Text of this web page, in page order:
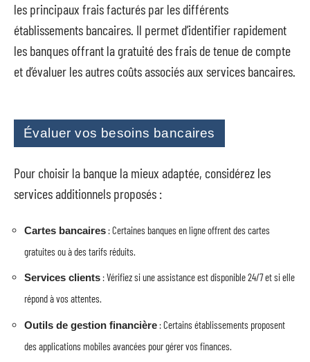
les principaux frais facturés par les différents
établissements bancaires. Il permet d’identifier rapidement
les banques offrant la gratuité des frais de tenue de compte
et d’évaluer les autres coûts associés aux services bancaires.
Évaluer vos besoins bancaires
Pour choisir la banque la mieux adaptée, considérez les
services additionnels proposés :
Cartes bancaires : Certaines banques en ligne offrent des cartes
gratuites ou à des tarifs réduits.
Services clients : Vérifiez si une assistance est disponible 24/7 et si elle
répond à vos attentes.
Outils de gestion financière : Certains établissements proposent
des applications mobiles avancées pour gérer vos finances.